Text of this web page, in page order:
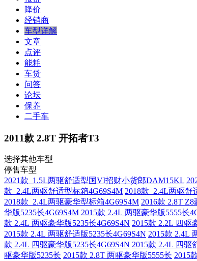
降价
经销商
车型详解
文章
点评
能耗
车贷
问答
论坛
保养
二手车
2011款 2.8T 开拓者T3
选择其他车型
停售车型
2021款 1.5L两驱舒适型国VI招财小货郎DAM15KL
款 2.4L两驱舒适型标箱4G69S4M 2018款 2.4L两驱舒
2018款 2.4L两驱豪华型标箱4G69S4M 2016款 2.8T
华版5235长4G69S4M 2015款 2.4L 两驱豪华版5555长
款 2.4L 两驱豪华版5235长4G69S4N 2015款 2.2L 四驱
2015款 2.4L 两驱舒适版5235长4G69S4N 2015款 2.4L
款 2.4L 四驱豪华版5235长4G69S4N 2015款 2.4L 四驱
驱豪华版5235长 2015款 2.8T 两驱豪华版5555长 2015